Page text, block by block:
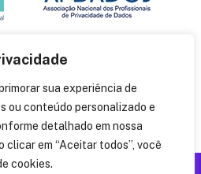
sua experiência de
ou conteúdo personalizado e
detalhado em nossa
clicar em “Aceitar todos”, você
cookies.